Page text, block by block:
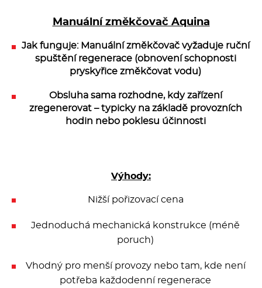
Manuální změkčovač Aquina
Jak funguje: Manuální změkčovač vyžaduje ruční
spuštění regenerace (obnovení schopnosti
pryskyřice změkčovat vodu)
Obsluha sama rozhodne, kdy zařízení
zregenerovat – typicky na základě provozních
hodin nebo poklesu účinnosti
Výhody:
Nižší pořizovací cena
Jednoduchá mechanická konstrukce (méně
poruch)
Vhodný pro menší provozy nebo tam, kde není
potřeba každodenní regenerace